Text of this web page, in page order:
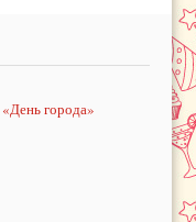
«День города»